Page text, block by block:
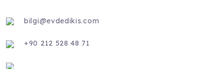
bilgi@evdedikis.com
+90 212 528 48 71